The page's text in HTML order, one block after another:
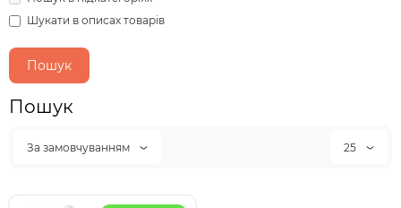
Шукати в описах товарів
Пошук
За замовчуванням 25